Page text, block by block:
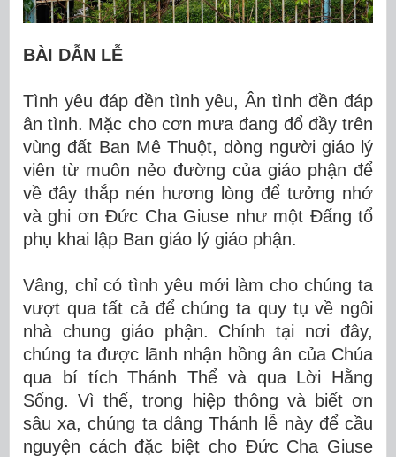
BÀI DẪN LỄ
Tình yêu đáp đền tình yêu, Ân tình đền đáp
ân tình. Mặc cho cơn mưa đang đổ đầy trên
vùng đất Ban Mê Thuột, dòng người giáo lý
viên từ muôn nẻo đường của giáo phận để
về đây thắp nén hương lòng để tưởng nhớ
và ghi ơn Đức Cha Giuse như một Đấng tổ
phụ khai lập Ban giáo lý giáo phận.
Vâng, chỉ có tình yêu mới làm cho chúng ta
vượt qua tất cả để chúng ta quy tụ về ngôi
nhà chung giáo phận. Chính tại nơi đây,
chúng ta được lãnh nhận hồng ân của Chúa
qua bí tích Thánh Thể và qua Lời Hằng
Sống. Vì thế, trong hiệp thông và biết ơn
sâu xa, chúng ta dâng Thánh lễ này để cầu
nguyện cách đặc biệt cho Đức Cha Giuse